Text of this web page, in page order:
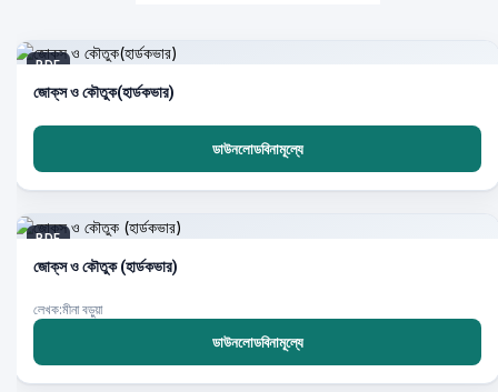
PDF
জোক্‌স ও কৌতুক(হার্ডকভার)
ডাউনলোডবিনামূল্যে
PDF
জোক্‌স ও কৌতুক (হার্ডকভার)
লেখক:মীনা বড়ুয়া
ডাউনলোডবিনামূল্যে